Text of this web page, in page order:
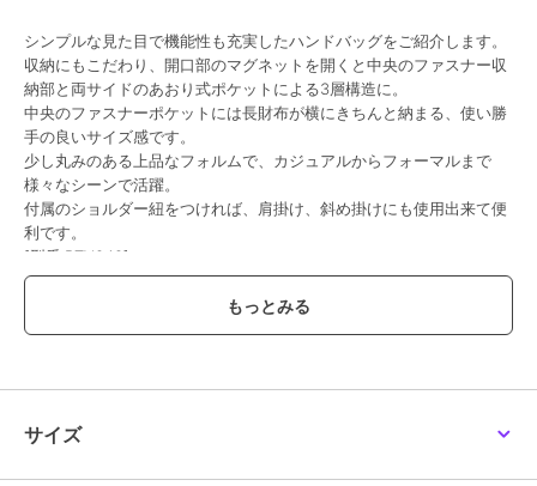
シンプルな見た目で機能性も充実したハンドバッグをご紹介します。
収納にもこだわり、開口部のマグネットを開くと中央のファスナー収
納部と両サイドのあおり式ポケットによる3層構造に。
中央のファスナーポケットには長財布が横にきちんと納まる、使い勝
手の良いサイズ感です。
少し丸みのある上品なフォルムで、カジュアルからフォーマルまで
様々なシーンで活躍。
付属のショルダー紐をつければ、肩掛け、斜め掛けにも使用出来て便
利です。
[型番:BTV040]
この商品は無料ギフトサービスの対象商品です
>>無料ギフトサービスについての詳細はこちら
ブランド バルコス
ショップ
サイズ